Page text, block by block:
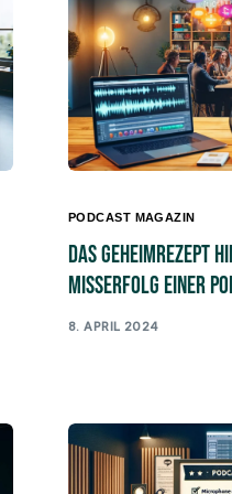
PODCAST MAGAZIN
Das Geheimrezept
Misserfolg einer
8. APRIL 2024